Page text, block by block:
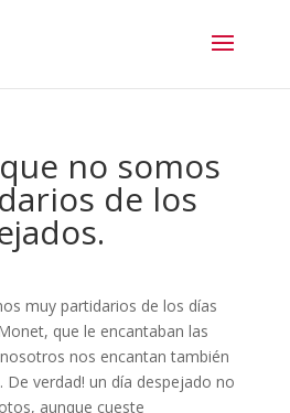
no somos
de los
muy partidarios de los días
que le encantaban las
nos encantan también
De verdad! un día despejado no
aunque cueste